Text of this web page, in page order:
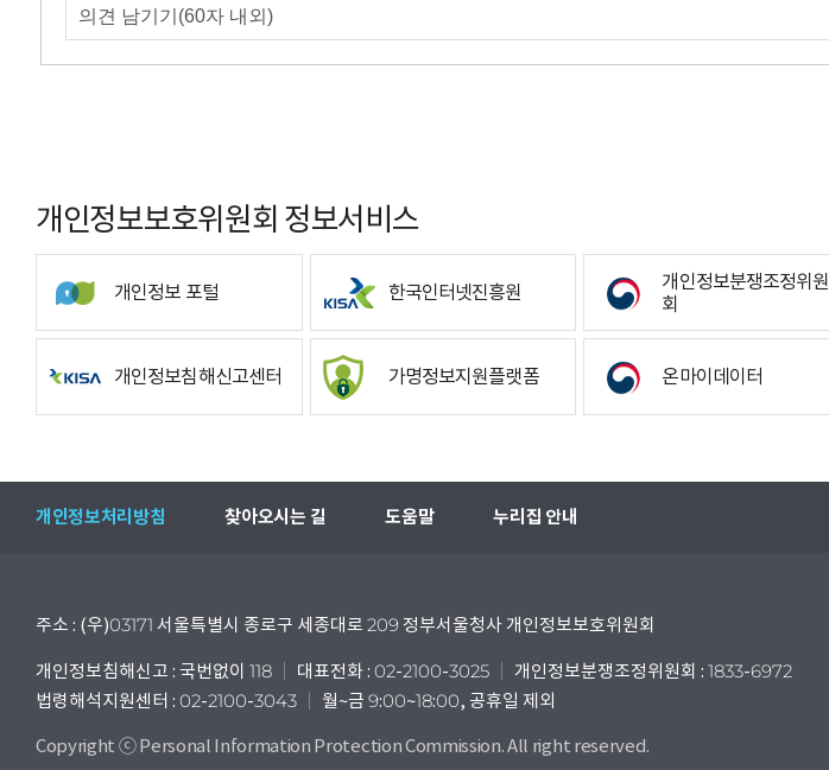
개인정보보호위원회 정보서비스
개인정보 포털 한국인터넷진흥원
개인정보분쟁조정위원
회
개인정보침해신고센터 가명정보지원플랫폼 온마이데이터
개인정보처리방침 찾아오시는 길 도움말 누리집 안내
주소 : (우)03171 서울특별시 종로구 세종대로 209 정부서울청사 개인정보보호위원회
개인정보침해신고 : 국번없이 118 대표전화 : 02-2100-3025
개인정보분쟁조정위원회 : 1833-6972
법령해석지원센터 : 02-2100-3043
월~금 9:00~18:00, 공휴일 제외
Copyright ⓒ Personal Information Protection Commission. All right reserved.